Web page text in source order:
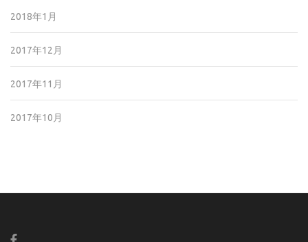
2018年1月
2017年12月
2017年11月
2017年10月